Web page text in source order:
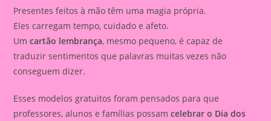
Presentes feitos à mão têm uma magia própria.
Eles carregam tempo, cuidado e afeto.
Umcartão lembrança, mesmo pequeno, é capaz de
traduzir sentimentos que palavras muitas vezes não
conseguem dizer.
Esses modelos gratuitos foram pensados para que
professores, alunos e famílias possamcelebrar o Dia dos